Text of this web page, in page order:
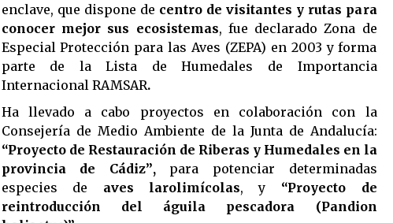
enclave, que dispone de centro de visitantes y rutas para
conocer mejor sus ecosistemas, fue declarado Zona de
Especial Protección para las Aves (ZEPA) en 2003 y forma
parte de la Lista de Humedales de Importancia
Internacional RAMSAR.
Ha llevado a cabo proyectos en colaboración con la
Consejería de Medio Ambiente de la Junta de Andalucía:
“Proyecto de Restauración de Riberas y Humedales en la
provincia de Cádiz”, para potenciar determinadas
especies de aves larolimícolas, y“Proyecto de
reintroducción del águila pescadora (Pandion